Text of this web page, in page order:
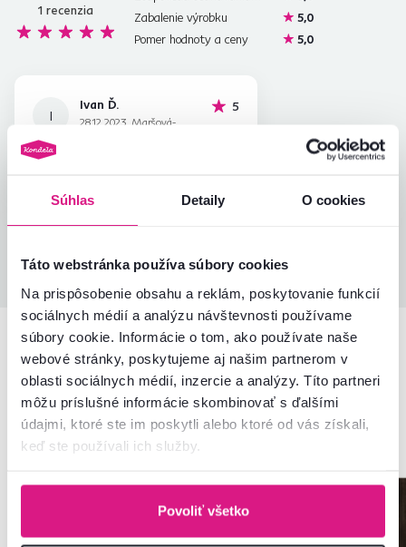
Súhlas Detaily O cookies
Táto webstránka používa súbory cookies
Na prispôsobenie obsahu a reklám, poskytovanie funkcií
sociálnych médií a analýzu návštevnosti používame
súbory cookie. Informácie o tom, ako používate naše
webové stránky, poskytujeme aj našim partnerom v
oblasti sociálnych médií, inzercie a analýzy. Títo partneri
môžu príslušné informácie skombinovať s ďalšími
údajmi, ktoré ste im poskytli alebo ktoré od vás získali,
keď ste používali ich služby.
Povoliť všetko
1 recenzia
Zabalenie výrobku
5,0
Pomer hodnoty a ceny
5,0
I
Ivan Ď.
28.12.2023, Maršová-
5hviezdičiek
Všetky recenzie
Podobné produkty